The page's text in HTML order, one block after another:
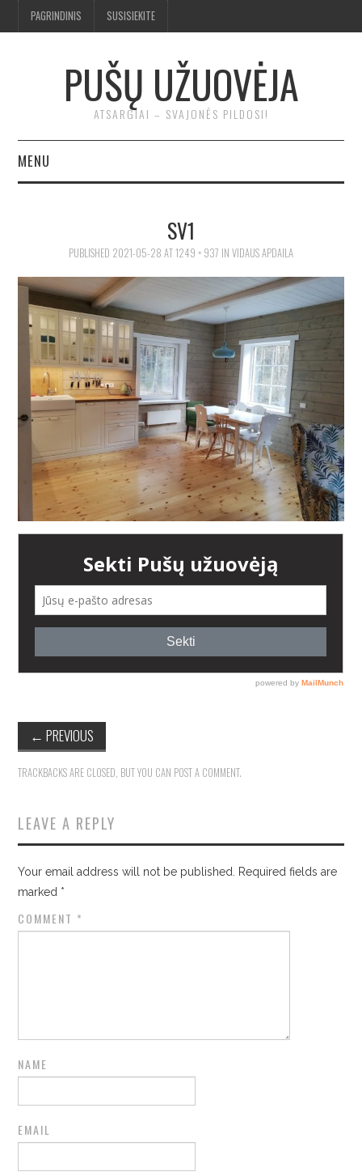
PAGRINDINIS SUSISIEKITE
PUŠŲ UŽUOVĖJA
ATSARGIAI – SVAJONĖS PILDOSI!
MENU
KLUONAS
ĮRANKIAI
AUGALAI
SV1
PUBLISHED 2021-05-28 AT1249 × 937 IN VIDAUS APDAILA
← PREVIOUS
TRACKBACKS ARE CLOSED, BUT YOU CAN POST A COMMENT.
LEAVE A REPLY
Your email address will not be published.
Required fields are
marked *
COMMENT *
NAME
EMAIL